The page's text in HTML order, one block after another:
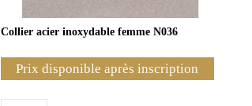
Collier acier inoxydable femme N036
Prix disponible après inscription